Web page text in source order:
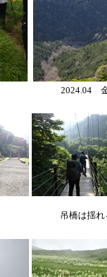
2024.04
吊橋は揺れ